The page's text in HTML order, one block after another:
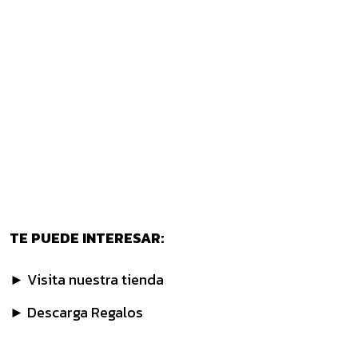
TE PUEDE INTERESAR:
► Visita nuestra tienda
► Descarga Regalos